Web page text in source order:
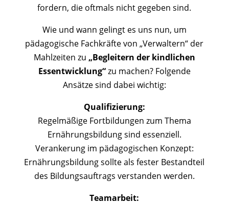
fordern, die oftmals nicht gegeben sind.
Wie und wann gelingt es uns nun, um
pädagogische Fachkräfte von „Verwaltern“ der
Mahlzeiten zu „Begleitern der kindlichen
Essentwicklung“zu machen? Folgende
Ansätze sind dabei wichtig:
Qualifizierung:
Regelmäßige Fortbildungen zum Thema
Ernährungsbildung sind essenziell.
Verankerung im pädagogischen Konzept:
Ernährungsbildung sollte als fester Bestandteil
des Bildungsauftrags verstanden werden.
Teamarbeit: